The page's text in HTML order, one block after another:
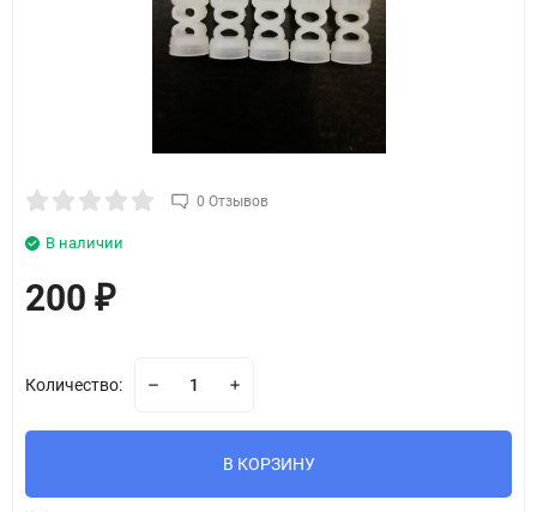
0 Отзывов
В наличии
200 ₽
Количество:
В КОРЗИНУ